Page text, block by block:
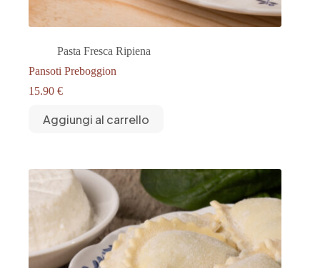
Pasta Fresca Ripiena
Pansoti Preboggion
15.90 €
Aggiungi al carrello